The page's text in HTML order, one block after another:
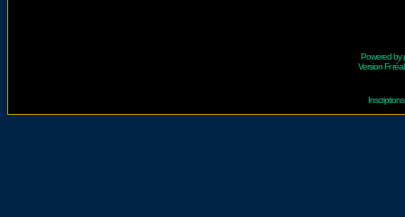
Powered by
Version Fr